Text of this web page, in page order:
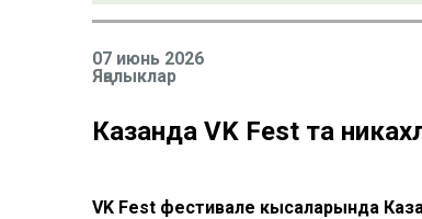
07 июнь 2026
Яңалыклар
Казанда VK Fest та
VK Fest фестивале кысаларында